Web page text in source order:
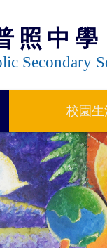
照中學
Secondary
校園